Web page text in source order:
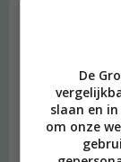
Hi, jeee, Dyson,
hebben de hot
maakt dus veel
willen laten
De
slaan en
om onze